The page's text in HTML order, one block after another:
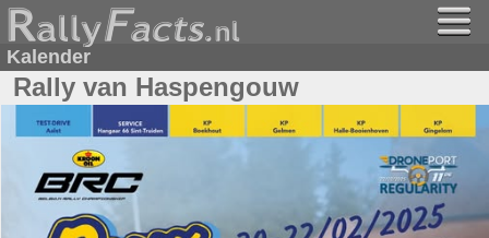
Kalender
Rally van Haspengouw